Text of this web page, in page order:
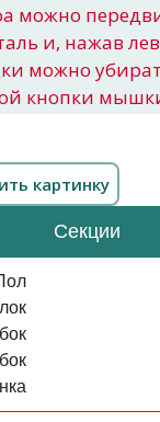
можно
и, нажав
можно
кнопки
Секции